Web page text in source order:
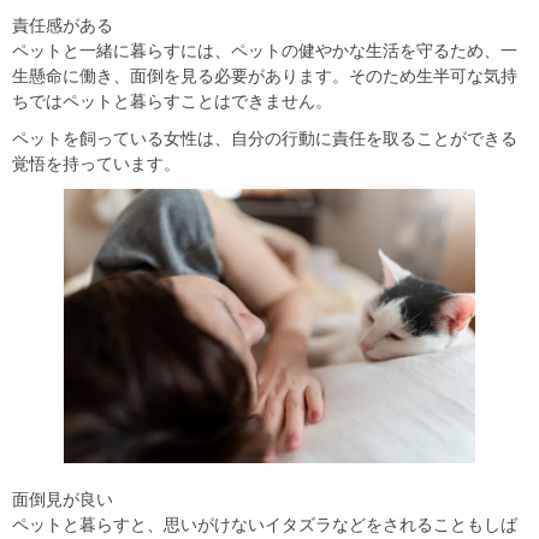
責任感がある
ペットと一緒に暮らすには、ペットの健やかな生活を守るため、一
生懸命に働き、面倒を見る必要があります。そのため生半可な気持
ちではペットと暮らすことはできません。
ペットを飼っている女性は、自分の行動に責任を取ることができる
覚悟を持っています。
面倒見が良い
ペットと暮らすと、思いがけないイタズラなどをされることもしば